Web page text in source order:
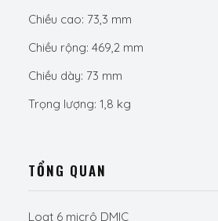
Chiều cao: 73,3 mm
Chiều rộng: 469,2 mm
Chiều dày: 73 mm
Trọng lượng: 1,8 kg
TỔNG QUAN
Loạt 6 micrô DMIC